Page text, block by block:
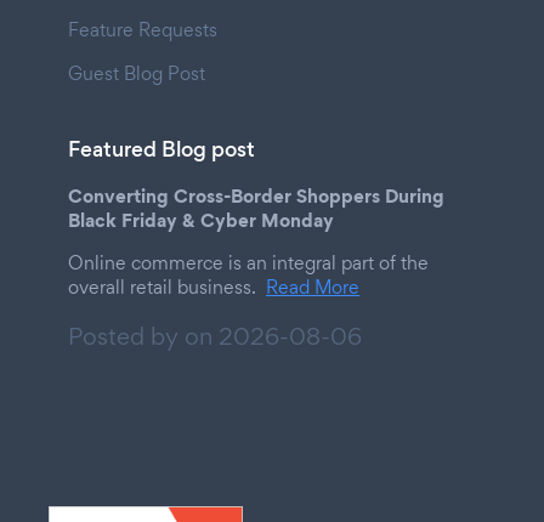
Feature Requests
Guest Blog Post
Featured Blog post
Converting Cross-Border Shoppers During
Black Friday & Cyber Monday
Online commerce is an integral part of the
overall retail business. Read More
Posted by on 2026-08-06